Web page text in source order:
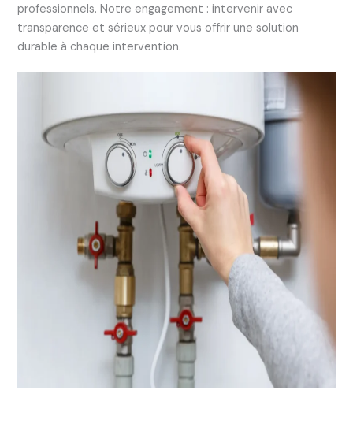
professionnels. Notre engagement : intervenir avec
transparence et sérieux pour vous offrir une solution
durable à chaque intervention.